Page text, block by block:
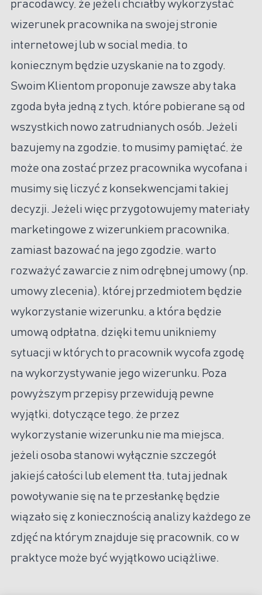
pracodawcy, że jeżeli chciałby wykorzystać
wizerunek pracownika na swojej stronie
internetowej lub w social media, to
koniecznym będzie uzyskanie na to zgody.
Swoim Klientom proponuje zawsze aby taka
zgoda była jedną z tych, które pobierane są od
wszystkich nowo zatrudnianych osób. Jeżeli
bazujemy na zgodzie, to musimy pamiętać, że
może ona zostać przez pracownika wycofana i
musimy się liczyć z konsekwencjami takiej
decyzji. Jeżeli więc przygotowujemy materiały
marketingowe z wizerunkiem pracownika,
zamiast bazować na jego zgodzie, warto
rozważyć zawarcie z nim odrębnej umowy (np.
umowy zlecenia), której przedmiotem będzie
wykorzystanie wizerunku, a która będzie
umową odpłatna, dzięki temu unikniemy
sytuacji w których to pracownik wycofa zgodę
na wykorzystywanie jego wizerunku. Poza
powyższym przepisy przewidują pewne
wyjątki, dotyczące tego, że przez
wykorzystanie wizerunku nie ma miejsca,
jeżeli osoba stanowi wyłącznie szczegół
jakiejś całości lub element tła, tutaj jednak
powoływanie się na te przesłankę będzie
wiązało się z koniecznością analizy każdego ze
zdjęć na którym znajduje się pracownik, co w
praktyce może być wyjątkowo uciążliwe.